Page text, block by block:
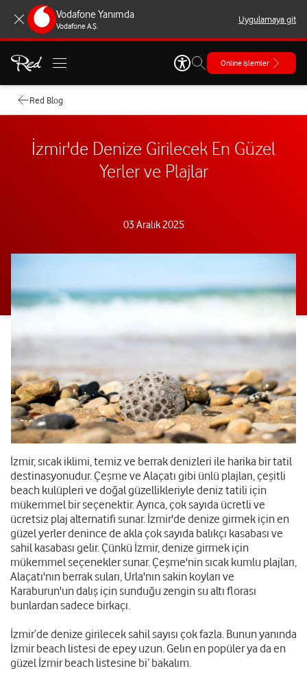
Vodafone Yanımda
Vodafone A.Ş.
Uygulamaya git
Online işlemler
Red Blog
İzmir'de Denize Girilecek En Güzel
Yerler ve Plajlar
03 Aralık 2025
İzmir, sıcak iklimi, temiz ve berrak denizleri ile harika bir tatil
destinasyonudur. Çeşme ve Alaçatı gibi ünlü plajları, çeşitli
beach kulüpleri ve doğal güzellikleriyle deniz tatili için
mükemmel bir seçenektir. Ayrıca, çok sayıda ücretli ve
ücretsiz plaj alternatifi sunar. İzmir'de denize girmek için en
güzel yerler denince de akla çok sayıda balıkçı kasabası ve
sahil kasabası gelir. Çünkü İzmir, denize girmek için
mükemmel seçenekler sunar. Çeşme'nin sıcak kumlu plajları,
Alaçatı'nın berrak suları, Urla'nın sakin koyları ve
Karaburun'un dalış için sunduğu zengin su altı florası
bunlardan sadece birkaçı.
İzmir’de denize girilecek sahil sayısı çok fazla. Bunun yanında
İzmir beach listesi de epey uzun. Gelın en popüler ya da en
güzel İzmir beach listesine bi’ bakalım.